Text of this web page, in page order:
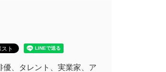
、タレント、実業家、ア